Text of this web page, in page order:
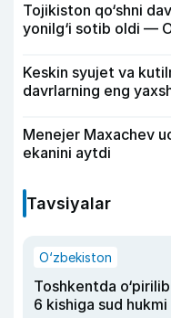
Tojikiston qo‘shni
yonilg‘i sotib oldi —
Keskin syujet va
davrlarning eng
Menejer Maxachev
ekanini aytdi
Tavsiyalar
O‘zbekiston
Toshkentda
6 kishiga sud hukmi